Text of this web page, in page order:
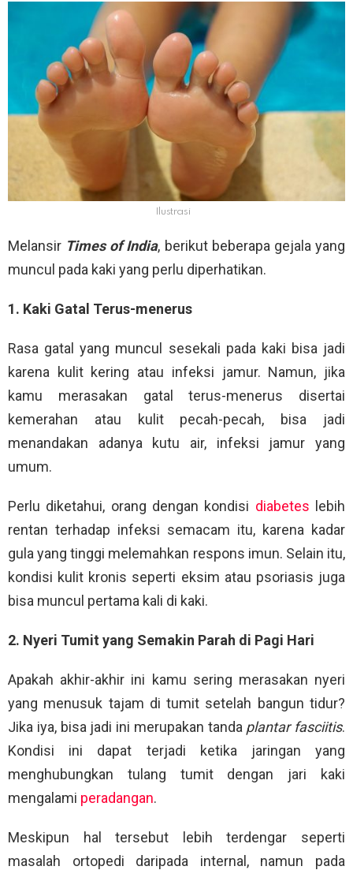
Ilustrasi
Melansir Times of India, berikut beberapa gejala yang
muncul pada kaki yang perlu diperhatikan.
1. Kaki Gatal Terus-menerus
Rasa gatal yang muncul sesekali pada kaki bisa jadi
karena kulit kering atau infeksi jamur. Namun, jika
kamu merasakan gatal terus-menerus disertai
kemerahan atau kulit pecah-pecah, bisa jadi
menandakan adanya kutu air, infeksi jamur yang
umum.
Perlu diketahui, orang dengan kondisi diabetes lebih
rentan terhadap infeksi semacam itu, karena kadar
gula yang tinggi melemahkan respons imun. Selain itu,
kondisi kulit kronis seperti eksim atau psoriasis juga
bisa muncul pertama kali di kaki.
2. Nyeri Tumit yang Semakin Parah di Pagi Hari
Apakah akhir-akhir ini kamu sering merasakan nyeri
yang menusuk tajam di tumit setelah bangun tidur?
Jika iya, bisa jadi ini merupakan tanda plantar fasciitis.
Kondisi ini dapat terjadi ketika jaringan yang
menghubungkan tulang tumit dengan jari kaki
mengalami peradangan.
Meskipun hal tersebut lebih terdengar seperti
masalah ortopedi daripada internal, namun pada